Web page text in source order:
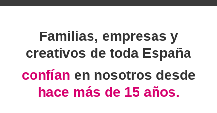
Familias, empresas y
creativos de toda España
confían en nosotros desde
hace más de 15 años.